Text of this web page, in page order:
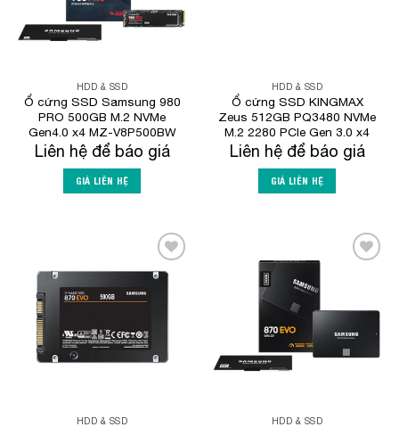
HDD & SSD
Ổ cứng SSD Samsung 980
PRO 500GB M.2 NVMe
Gen4.0 x4 MZ-V8P500BW
Liên hệ để báo giá
GIÁ LIÊN HỆ
HDD & SSD
Ổ cứng SSD KINGMAX
Zeus 512GB PQ3480 NVMe
M.2 2280 PCIe Gen 3.0 x4
Liên hệ để báo giá
GIÁ LIÊN HỆ
Add to
HDD & SSD HDD & SSD